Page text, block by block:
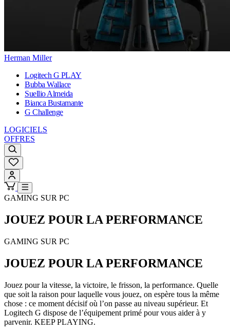
Herman Miller
Logitech G PLAY
Bubba Wallace
Suellio Almeida
Bianca Bustamante
G Challenge
LOGICIELS
OFFRES
GAMING SUR PC
JOUEZ POUR LA PERFORMANCE
GAMING SUR PC
JOUEZ POUR LA PERFORMANCE
Jouez pour la vitesse, la victoire, le frisson, la performance. Quelle
que soit la raison pour laquelle vous jouez, on espère tous la même
chose : ce moment décisif où l’on passe au niveau supérieur. Et
Logitech G dispose de l’équipement primé pour vous aider à y
parvenir. KEEP PLAYING.